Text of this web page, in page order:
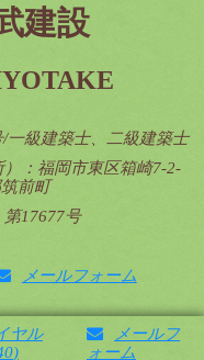
建設
級建築士、二級建築士
：福岡市東区箱崎7-2-
前町
17677号
メールフォーム
ヤル
メールフ
ォーム